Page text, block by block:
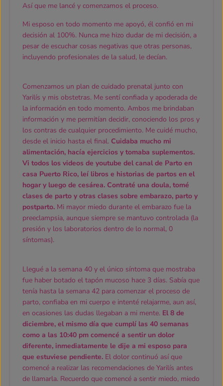
Así que me lancé y comenzamos el proceso.
Mi esposo en todo momento me apoyó, él confió en mi
decisión al 100%. Nunca me hizo dudar de mi decisión, a
pesar de escuchar cosas negativas que otras personas,
incluyendo profesionales de la salud, le decían.
Comenzamos un plan de cuidado prenatal junto con
Yarilís y mis obstetras. Me sentí confiada y apoderada de
la información en todo momento. Ambos me brindaban
información y me permitían decidir, conociendo los pros y
los contras de cualquier procedimiento. Me cuidé mucho,
desde el inicio hasta el final. Cuidaba mucho mi
alimentación, hacía ejercicios y tomaba suplementos.
Vi todos los videos de youtube del canal de Parto en
casa Puerto Rico, leí libros e historias de partos en el
hogar y luego de cesárea. Contraté una doula, tomé
clases de parto y otras clases sobre embarazo, parto y
postparto. Mi mayor miedo durante el embarazo fue la
preeclampsia, aunque siempre se mantuvo controlada (la
presión y los laboratorios dentro de lo normal, 0
síntomas).
Llegué a la semana 40 y el único síntoma que mostraba
fue haber botado el tapón mucoso hace 3 días. Sabía que
tenía hasta la semana 42 para comenzar el proceso de
parto, confiaba en mi cuerpo e intenté relajarme, aun así,
en ocasiones las dudas llegaban a mi mente. El 8 de
diciembre, el mismo día que cumplí las 40 semanas
como a las 10:40 pm comencé a sentir un dolor
diferente, inmediatamente le dije a mi esposo para
que estuviese pendiente. El dolor continuó así que
comencé a realizar las recomendaciones de Yarilís antes
de llamarla. Recuerdo que comencé a sentir miedo, miedo